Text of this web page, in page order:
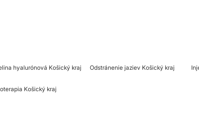
hyalurónová Košický kraj Odstránenie jaziev Košický kraj
Košický kraj